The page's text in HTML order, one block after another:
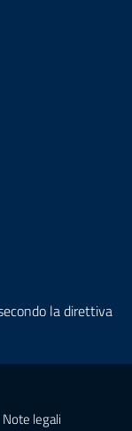
la direttiva
Note legali